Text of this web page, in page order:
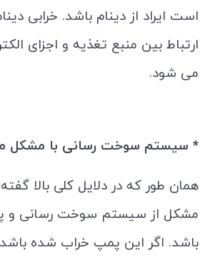
است ایراد از دینام باشد. خرابی
ارتباط بین منبع تغذیه و اجزای
می‌ شود.
* سیستم سوخت رسانی با مشکل
همان طور که در دلایل کلی بالا
مشکل از سیستم سوخت رسانی و
باشد. اگر این پمپ خراب شده